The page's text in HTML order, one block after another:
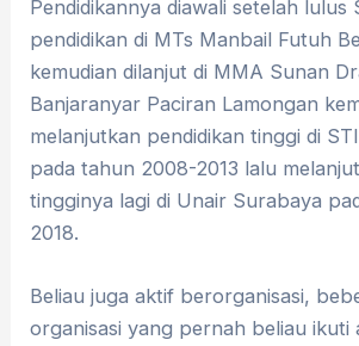
Pendidikannya diawali setelah lulus
pendidikan di MTs Manbail Futuh
kemudian dilanjut di MMA Sunan
Banjaranyar Paciran Lamongan
melanjutkan pendidikan tinggi di
pada tahun 2008-2013 lalu
tingginya lagi di Unair Surabaya
2018.
Beliau juga aktif berorganisasi,
organisasi yang pernah beliau ikuti